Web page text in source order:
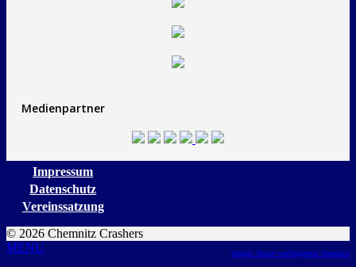
Medienpartner
Impressum
Datenschutz
Vereinssatzung
© 2026 Chemnitz Crashers
design: future werbeagentur chemnitz
MENU